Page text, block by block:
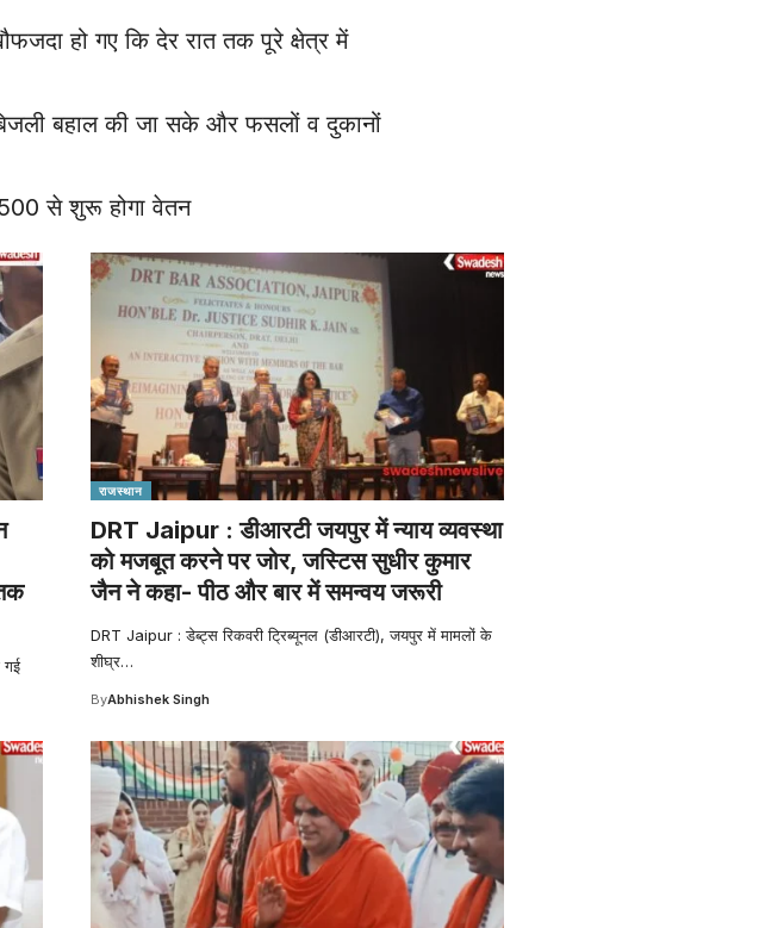
हो गए कि देर रात तक पूरे क्षेत्र में
बहाल की जा सके और फसलों व दुकानों
से शुरू होगा वेतन
गई
राजस्थान
DRT Jaipur : डीआरटी जयपुर में न्याय व्यवस्था
को मजबूत करने पर जोर, जस्टिस सुधीर कुमार
जैन ने कहा- पीठ और बार में समन्वय जरूरी
DRT Jaipur : डेब्ट्स रिकवरी ट्रिब्यूनल (डीआरटी), जयपुर में मामलों के
शीघ्र…
ByAbhishek Singh